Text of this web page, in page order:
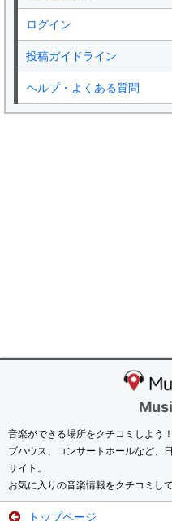
ログイン
投稿ガイドライン
ヘルプ・よくある質問
音楽ができる場所をクチコミしよう
ブハウス、コンサートホールなど、
サイト。
お気に入りの音楽情報をクチコミし
トップページ